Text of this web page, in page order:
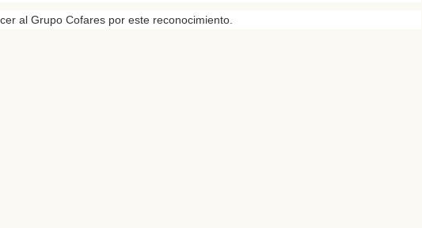
al Grupo Cofares por este reconocimiento.